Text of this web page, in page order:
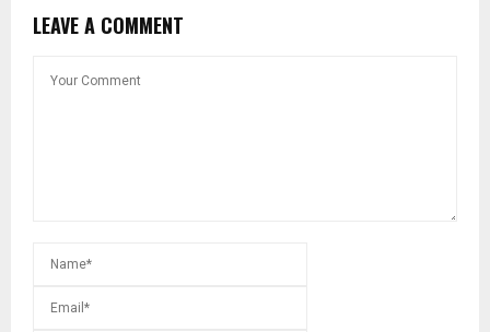
LEAVE A COMMENT